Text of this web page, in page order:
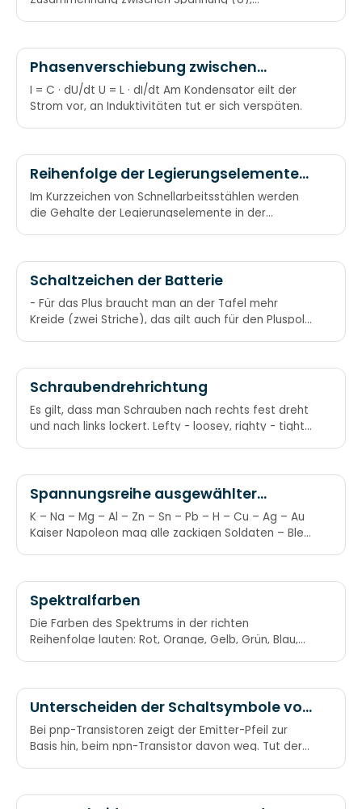
Phasenverschiebung zwischen
Stromstärke (I) und Spannung (U) an
Kapazität (C) bzw. Induktivität (L)
I = C · dU/dt U = L · dI/dt Am Kondensator eilt der
Strom vor, an Induktivitäten tut er sich verspäten.
Reihenfolge der Legierungselemente
bei Schnellarbeitsstählen
Im Kurzzeichen von Schnellarbeitsstählen werden
die Gehalte der Legierungselemente in der
Moechte Viel Cola
Schaltzeichen der Batterie
- Für das Plus braucht man an der Tafel mehr
Kreide (zwei Striche), das gilt auch für den Pluspol
Schraubendrehrichtung
Es gilt, dass man Schrauben nach rechts fest dreht
und nach links lockert. Lefty - loosey, righty - tight.
Spannungsreihe ausgewählter
Elemente
K – Na – Mg – Al – Zn – Sn – Pb – H – Cu – Ag – Au
Kaiser Napoleon mag alle zackigen Soldaten – Blei
Spektralfarben
Die Farben des Spektrums in der richten
Reihenfolge lauten: Rot, Orange, Gelb, Grün, Blau,
Battle In Vain. Roy G. Biv
Unterscheiden der Schaltsymbole von
pnp- und npn-Transistoren
Bei pnp-Transistoren zeigt der Emitter-Pfeil zur
Basis hin, beim npn-Transistor davon weg. Tut der